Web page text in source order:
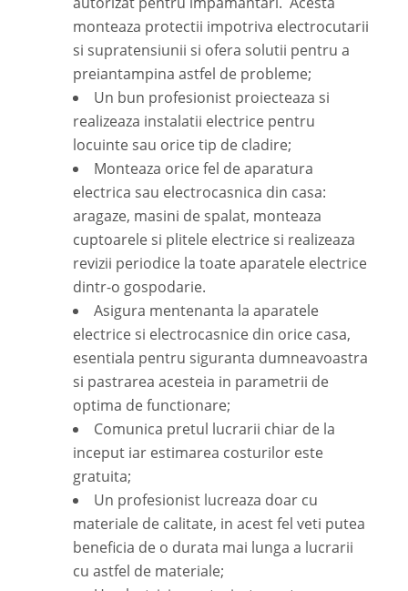
monteaza protectii impotriva electrocutarii
si supratensiunii si ofera solutii pentru a
preiantampina astfel de probleme;
Un bun profesionist proiecteaza si
realizeaza instalatii electrice pentru
locuinte sau orice tip de cladire;
Monteaza orice fel de aparatura
electrica sau electrocasnica din casa:
aragaze, masini de spalat, monteaza
cuptoarele si plitele electrice si realizeaza
revizii periodice la toate aparatele electrice
dintr-o gospodarie.
Asigura mentenanta la aparatele
electrice si electrocasnice din orice casa,
esentiala pentru siguranta dumneavoastra
si pastrarea acesteia in parametrii de
optima de functionare;
Comunica pretul lucrarii chiar de la
inceput iar estimarea costurilor este
gratuita;
Un profesionist lucreaza doar cu
materiale de calitate, in acest fel veti putea
beneficia de o durata mai lunga a lucrarii
cu astfel de materiale;